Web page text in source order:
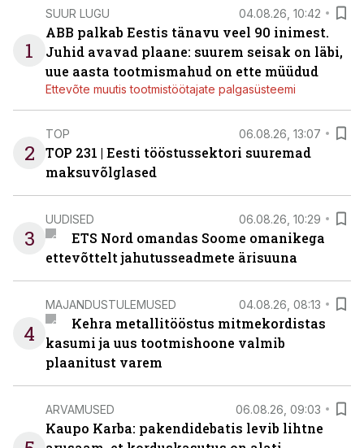
1
SUUR LUGU 04.08.26, 10:42
ABB palkab Eestis tänavu veel 90 inimest.
Juhid avavad plaane: suurem seisak on läbi,
uue aasta tootmismahud on ette müüdud
Ettevõte muutis tootmistöötajate palgasüsteemi
2
TOP 06.08.26, 13:07
TOP 231 | Eesti tööstussektori suuremad
maksuvõlglased
3
UUDISED 06.08.26, 10:29
ETS Nord omandas Soome omanikega
ettevõttelt jahutusseadmete ärisuuna
4
MAJANDUSTULEMUSED 04.08.26, 08:13
Kehra metallitööstus mitmekordistas
kasumi ja uus tootmishoone valmib
plaanitust varem
ARVAMUSED 06.08.26, 09:03
Kaupo Karba: pakendidebatis levib lihtne